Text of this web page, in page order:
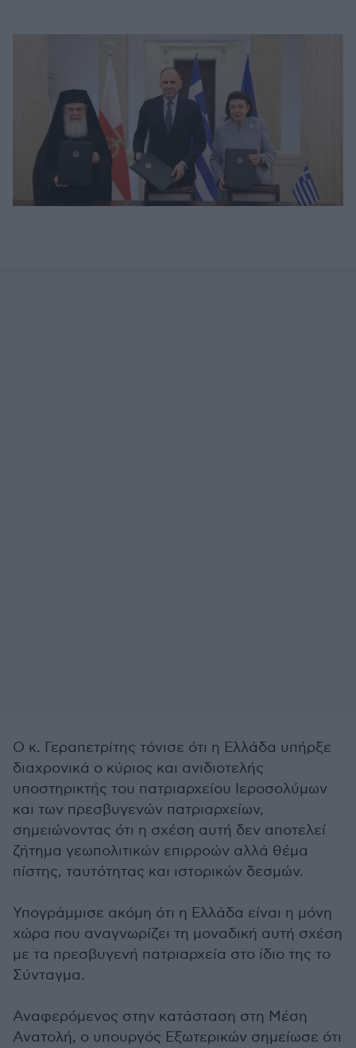
Ο κ. Γεραπετρίτης τόνισε ότι η Ελλάδα υπήρξε
διαχρονικά ο κύριος και ανιδιοτελής
υποστηρικτής του πατριαρχείου Ιεροσολύμων
και των πρεσβυγενών πατριαρχείων,
σημειώνοντας ότι η σχέση αυτή δεν αποτελεί
ζήτημα γεωπολιτικών επιρροών αλλά θέμα
πίστης, ταυτότητας και ιστορικών δεσμών.
Υπογράμμισε ακόμη ότι η Ελλάδα είναι η μόνη
χώρα που αναγνωρίζει τη μοναδική αυτή σχέση
με τα πρεσβυγενή πατριαρχεία στο ίδιο της το
Σύνταγμα.
Αναφερόμενος στην κατάσταση στη Μέση
Ανατολή, ο υπουργός Εξωτερικών σημείωσε ότι